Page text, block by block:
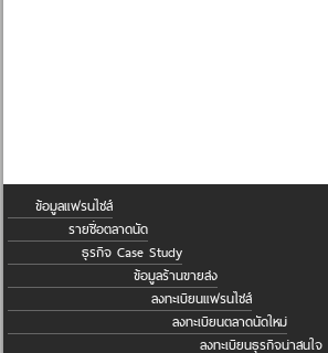
ข้อมูลแฟรนไชส์
รายชื่อตลาดนัด
ธุรกิจ Case Study
ข้อมูลร้านขายส่ง
ลงทะเบียนแฟรนไชส์
ลงทะเบียนตลาดนัดใหม่
ลงทะเบียนธุรกิจน่าสนใจ